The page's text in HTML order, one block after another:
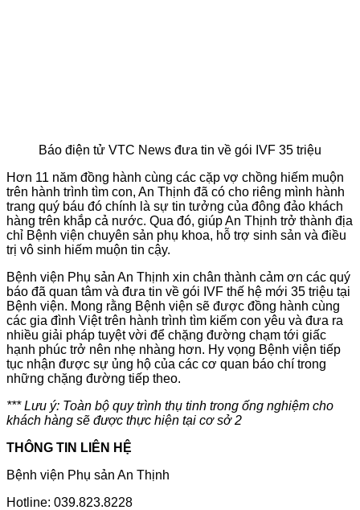
Báo điện tử VTC News đưa tin về gói IVF 35 triệu
Hơn 11 năm đồng hành cùng các cặp vợ chồng hiếm muộn
trên hành trình tìm con, An Thịnh đã có cho riêng mình hành
trang quý báu đó chính là sự tin tưởng của đông đảo khách
hàng trên khắp cả nước. Qua đó, giúp An Thịnh trở thành địa
chỉ Bệnh viện chuyên sản phụ khoa, hỗ trợ sinh sản và điều
trị vô sinh hiếm muộn tin cậy.
Bệnh viện Phụ sản An Thịnh xin chân thành cảm ơn các quý
báo đã quan tâm và đưa tin về gói IVF thế hệ mới 35 triệu tại
Bệnh viện. Mong rằng Bệnh viện sẽ được đồng hành cùng
các gia đình Việt trên hành trình tìm kiếm con yêu và đưa ra
nhiều giải pháp tuyệt vời để chặng đường chạm tới giấc
hạnh phúc trở nên nhẹ nhàng hơn. Hy vọng Bệnh viện tiếp
tục nhận được sự ủng hộ của các cơ quan báo chí trong
những chặng đường tiếp theo.
*** Lưu ý: Toàn bộ quy trình thụ tinh trong ống nghiệm cho
khách hàng sẽ được thực hiện tại cơ sở 2
THÔNG TIN LIÊN HỆ
Bệnh viện Phụ sản An Thịnh
Hotline: 039.823.8228